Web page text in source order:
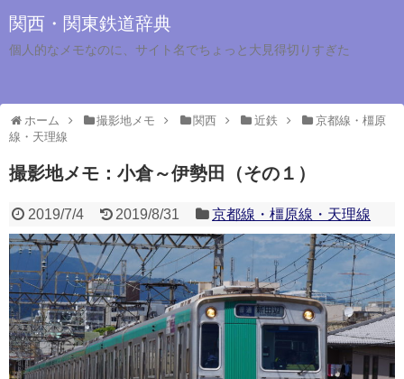
関西・関東鉄道辞典
個人的なメモなのに、サイト名でちょっと大見得切りすぎた
ホーム 撮影地メモ 関西 近鉄
京都線・橿原
線・天理線
撮影地メモ：小倉～伊勢田（その１）
2019/7/4 2019/8/31 京都線・橿原線・天理線